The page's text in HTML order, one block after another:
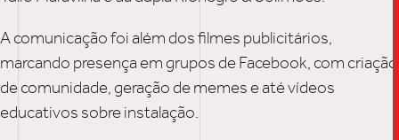
A comunicação foi além dos filmes publicitários,
marcando presença em grupos de Facebook, com criação
de comunidade, geração de memes e até vídeos
educativos sobre instalação.